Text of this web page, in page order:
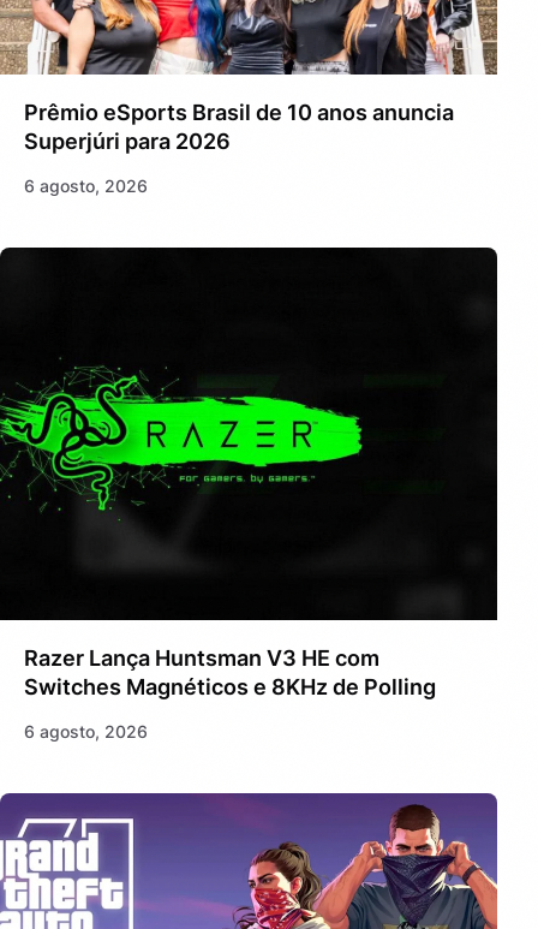
Prêmio eSports Brasil de 10 anos anuncia
Superjúri para 2026
6 agosto, 2026
Razer Lança Huntsman V3 HE com
Switches Magnéticos e 8KHz de Polling
6 agosto, 2026